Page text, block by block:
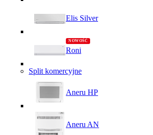
Elis Silver
Roni
Split komercyjne
Aneru HP
Aneru AN